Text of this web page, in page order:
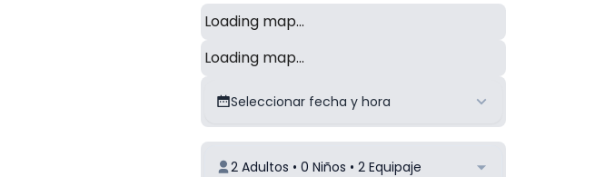
Loading map...
Loading map...
Seleccionar fecha y hora
2 Adultos • 0 Niños • 2 Equipaje